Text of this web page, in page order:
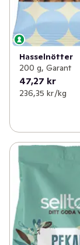
Hasselnötter
200 g, Garant
47,27 kr
236,35 kr /kg